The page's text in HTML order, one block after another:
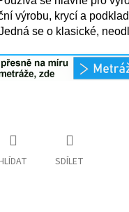
výrobu, krycí a
se o klasické,
SDÍLET